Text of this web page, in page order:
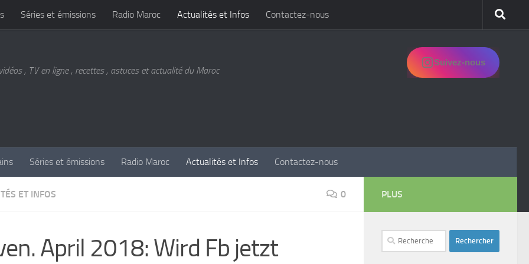
Séries et émissions Radio Maroc Actualités et Infos Contactez-nous
, TV en ligne , recettes , astuces et actualité du Maroc
Suivez-nous
Séries et émissions Radio Maroc Actualités et Infos Contactez-nous
ET INFOS 0
April 2018: Wird Fb jetzt
PLUS
Rechercher :